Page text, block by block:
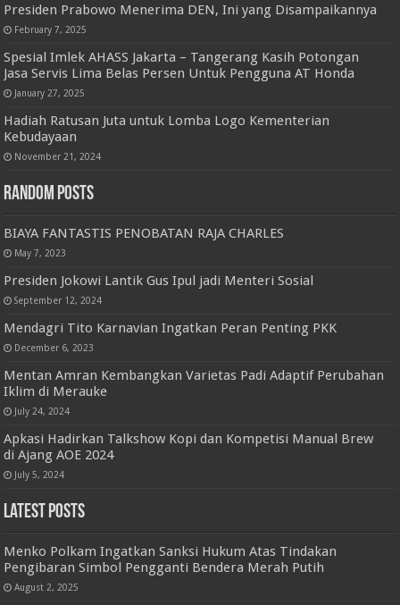
Presiden Prabowo Menerima DEN, Ini yang Disampaikannya
February 7, 2025
Spesial Imlek AHASS Jakarta – Tangerang Kasih Potongan
Jasa Servis Lima Belas Persen Untuk Pengguna AT Honda
January 27, 2025
Hadiah Ratusan Juta untuk Lomba Logo Kementerian
Kebudayaan
November 21, 2024
Random Posts
BIAYA FANTASTIS PENOBATAN RAJA CHARLES
May 7, 2023
Presiden Jokowi Lantik Gus Ipul jadi Menteri Sosial
September 12, 2024
Mendagri Tito Karnavian Ingatkan Peran Penting PKK
December 6, 2023
Mentan Amran Kembangkan Varietas Padi Adaptif Perubahan
Iklim di Merauke
July 24, 2024
Apkasi Hadirkan Talkshow Kopi dan Kompetisi Manual Brew
di Ajang AOE 2024
July 5, 2024
Latest Posts
Menko Polkam Ingatkan Sanksi Hukum Atas Tindakan
Pengibaran Simbol Pengganti Bendera Merah Putih
August 2, 2025